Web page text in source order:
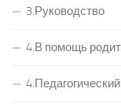
3.Руководство
4.В помощь